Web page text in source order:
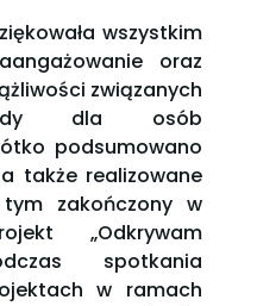
wszystkim
oraz
związanych
dla osób
podsumowano
także realizowane
zakończony w
„Odkrywam
spotkania
w ramach